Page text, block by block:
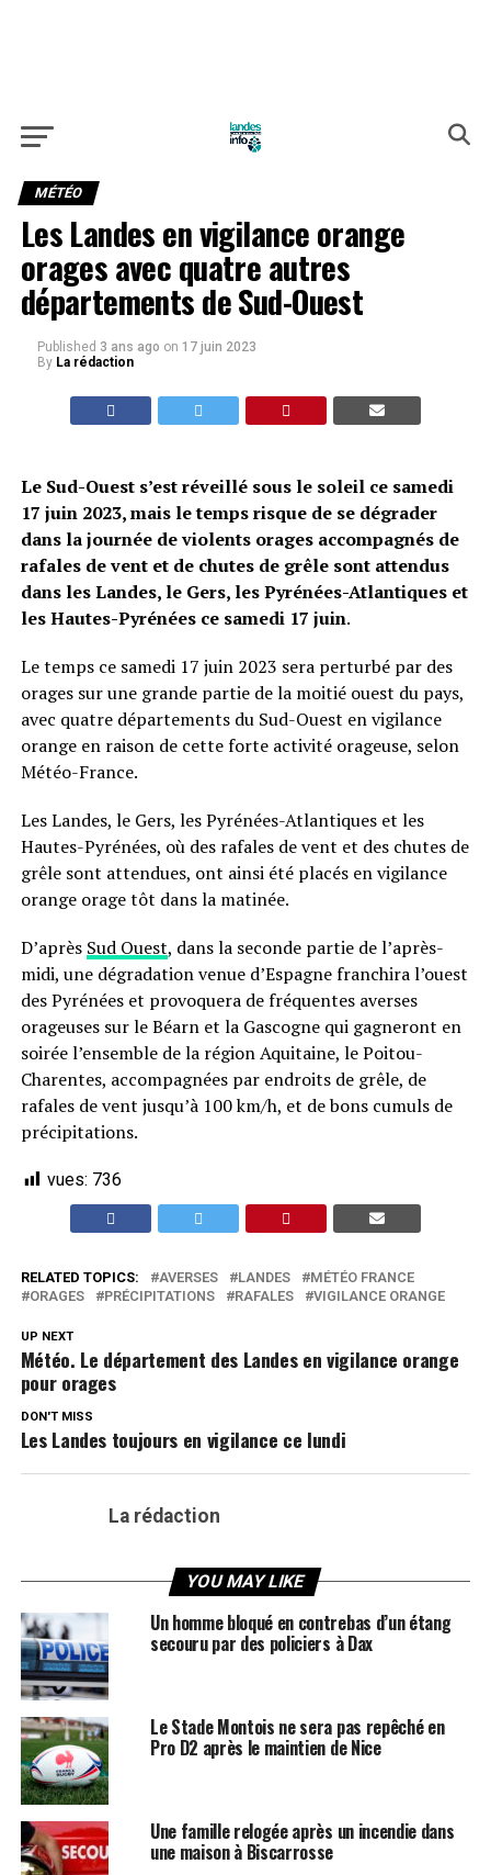
MÉTÉO
Les Landes en vigilance orange
orages avec quatre autres
départements de Sud-Ouest
Published 3 ans ago on 17 juin 2023
By La rédaction
Le Sud-Ouest s’est réveillé sous le soleil ce samedi
17 juin 2023, mais le temps risque de se dégrader
dans la journée de violents orages accompagnés de
rafales de vent et de chutes de grêle sont attendus
dans les Landes, le Gers, les Pyrénées-Atlantiques et
les Hautes-Pyrénées ce samedi 17 juin.
Le temps ce samedi 17 juin 2023 sera perturbé par des
orages sur une grande partie de la moitié ouest du pays,
avec quatre départements du Sud-Ouest en vigilance
orange en raison de cette forte activité orageuse, selon
Météo-France.
Les Landes, le Gers, les Pyrénées-Atlantiques et les
Hautes-Pyrénées, où des rafales de vent et des chutes de
grêle sont attendues, ont ainsi été placés en vigilance
orange orage tôt dans la matinée.
D’après Sud Ouest, dans la seconde partie de l’après-
midi, une dégradation venue d’Espagne franchira l’ouest
des Pyrénées et provoquera de fréquentes averses
orageuses sur le Béarn et la Gascogne qui gagneront en
soirée l’ensemble de la région Aquitaine, le Poitou-
Charentes, accompagnées par endroits de grêle, de
rafales de vent jusqu’à 100 km/h, et de bons cumuls de
précipitations.
vues: 736
RELATED TOPICS: AVERSES LANDES
MÉTÉO FRANCE
ORAGES
PRÉCIPITATIONS RAFALES VIGILANCE ORANGE
UP NEXT
Météo. Le département des Landes en vigilance orange
pour orages
DON'T MISS
Les Landes toujours en vigilance ce lundi
La rédaction
YOU MAY LIKE
Un homme bloqué en contrebas d’un étang
secouru par des policiers à Dax
Le Stade Montois ne sera pas repêché en
Pro D2 après le maintien de Nice
Une famille relogée après un incendie dans
une maison à Biscarrosse